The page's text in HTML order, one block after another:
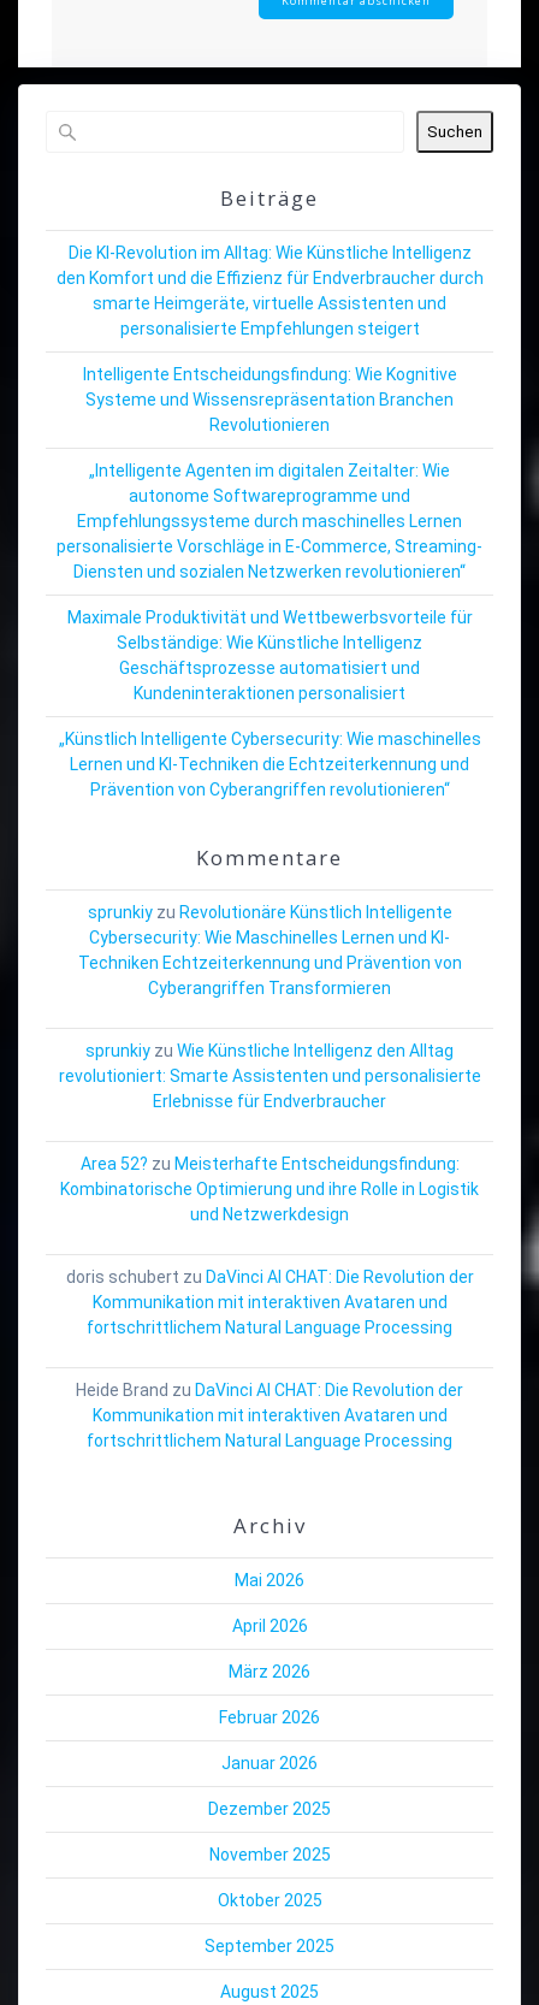
Suchen
Beiträge
Die KI-Revolution im Alltag: Wie Künstliche Intelligenz
den Komfort und die Effizienz für Endverbraucher durch
smarte Heimgeräte, virtuelle Assistenten und
personalisierte Empfehlungen steigert
Intelligente Entscheidungsfindung: Wie Kognitive
Systeme und Wissensrepräsentation Branchen
Revolutionieren
„Intelligente Agenten im digitalen Zeitalter: Wie
autonome Softwareprogramme und
Empfehlungssysteme durch maschinelles Lernen
personalisierte Vorschläge in E-Commerce, Streaming-
Diensten und sozialen Netzwerken revolutionieren“
Maximale Produktivität und Wettbewerbsvorteile für
Selbständige: Wie Künstliche Intelligenz
Geschäftsprozesse automatisiert und
Kundeninteraktionen personalisiert
„Künstlich Intelligente Cybersecurity: Wie maschinelles
Lernen und KI-Techniken die Echtzeiterkennung und
Prävention von Cyberangriffen revolutionieren“
Kommentare
sprunkiyzu Revolutionäre Künstlich Intelligente
Cybersecurity: Wie Maschinelles Lernen und KI-
Techniken Echtzeiterkennung und Prävention von
Cyberangriffen Transformieren
sprunkiy zu Wie Künstliche Intelligenz den Alltag
revolutioniert: Smarte Assistenten und personalisierte
Erlebnisse für Endverbraucher
Area 52? zu Meisterhafte Entscheidungsfindung:
Kombinatorische Optimierung und ihre Rolle in Logistik
und Netzwerkdesign
doris schubert zu DaVinci AI CHAT: Die Revolution der
Kommunikation mit interaktiven Avataren und
fortschrittlichem Natural Language Processing
Heide Brand zu DaVinci AI CHAT: Die Revolution der
Kommunikation mit interaktiven Avataren und
fortschrittlichem Natural Language Processing
Archiv
Mai 2026
April 2026
März 2026
Februar 2026
Januar 2026
Dezember 2025
November 2025
Oktober 2025
September 2025
August 2025